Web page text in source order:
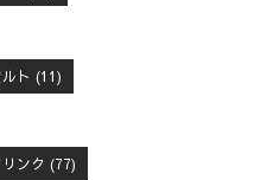
ルト (11)
リンク (77)